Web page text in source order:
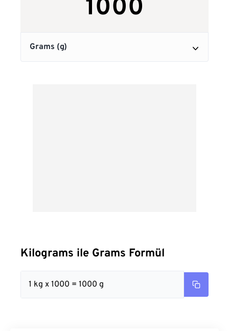
Kilograms ile Grams Formül
1 kg x 1000 = 1000 g